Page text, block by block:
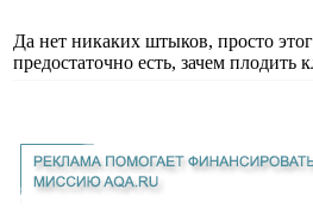
Да нет никаких штыков, просто
предостаточно есть, зачем плодить